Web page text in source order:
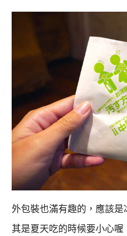
外包裝也滿有趣的，應該
其是夏天吃的時候要小心喔